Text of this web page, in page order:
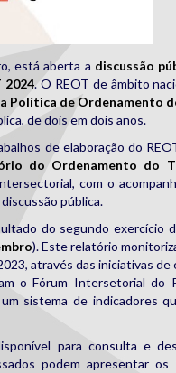
está aberta a discussão
2024. O REOT de âmbito
Política de Ordenamento
de dois em dois anos.
de elaboração do
do Ordenamento do
com o
pública.
do segundo exercício
). Este relatório
através das iniciativas
o Fórum Intersetorial do
sistema de indicadores
para consulta e
podem apresentar